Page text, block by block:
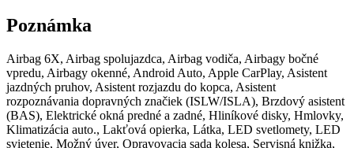
Poznámka
Airbag 6X, Airbag spolujazdca, Airbag vodiča, Airbagy bočné
vpredu, Airbagy okenné, Android Auto, Apple CarPlay, Asistent
jazdných pruhov, Asistent rozjazdu do kopca, Asistent
rozpoznávania dopravných značiek (ISLW/ISLA), Brzdový asistent
(BAS), Elektrické okná predné a zadné, Hliníkové disky, Hmlovky,
Klimatizácia auto., Lakťová opierka, Látka, LED svetlomety, LED
svietenie, Možný úver, Opravovacia sada kolesa, Servisná knižka,